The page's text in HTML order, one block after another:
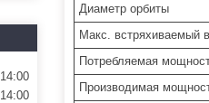
Диаметр орбиты
Макс. встряхиваемый
Потребляемая
Производимая
14:00
14:00